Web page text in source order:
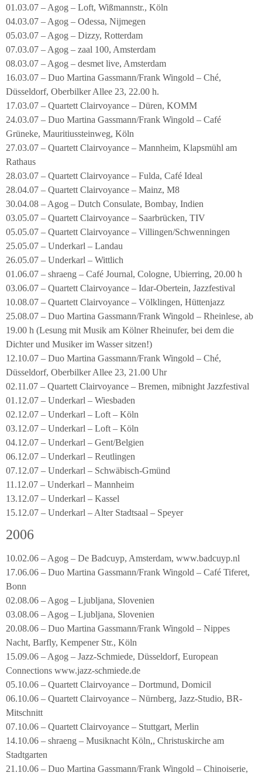
01.03.07 – Agog – Loft, Wißmannstr., Köln
04.03.07 – Agog – Odessa, Nijmegen
05.03.07 – Agog – Dizzy, Rotterdam
07.03.07 – Agog – zaal 100, Amsterdam
08.03.07 – Agog – desmet live, Amsterdam
16.03.07 – Duo Martina Gassmann/Frank Wingold – Ché,
Düsseldorf, Oberbilker Allee 23, 22.00 h.
17.03.07 – Quartett Clairvoyance – Düren, KOMM
24.03.07 – Duo Martina Gassmann/Frank Wingold – Café
Grüneke, Mauritiussteinweg, Köln
27.03.07 – Quartett Clairvoyance – Mannheim, Klapsmühl am
Rathaus
28.03.07 – Quartett Clairvoyance – Fulda, Café Ideal
28.04.07 – Quartett Clairvoyance – Mainz, M8
30.04.08 – Agog – Dutch Consulate, Bombay, Indien
03.05.07 – Quartett Clairvoyance – Saarbrücken, TIV
05.05.07 – Quartett Clairvoyance – Villingen/Schwenningen
25.05.07 – Underkarl – Landau
26.05.07 – Underkarl – Wittlich
01.06.07 – shraeng – Café Journal, Cologne, Ubierring, 20.00 h
03.06.07 – Quartett Clairvoyance – Idar-Obertein, Jazzfestival
10.08.07 – Quartett Clairvoyance – Völklingen, Hüttenjazz
25.08.07 – Duo Martina Gassmann/Frank Wingold – Rheinlese, ab
19.00 h (Lesung mit Musik am Kölner Rheinufer, bei dem die
Dichter und Musiker im Wasser sitzen!)
12.10.07 – Duo Martina Gassmann/Frank Wingold – Ché,
Düsseldorf, Oberbilker Allee 23, 21.00 Uhr
02.11.07 – Quartett Clairvoyance – Bremen, mibnight Jazzfestival
01.12.07 – Underkarl – Wiesbaden
02.12.07 – Underkarl – Loft – Köln
03.12.07 – Underkarl – Loft – Köln
04.12.07 – Underkarl – Gent/Belgien
06.12.07 – Underkarl – Reutlingen
07.12.07 – Underkarl – Schwäbisch-Gmünd
11.12.07 – Underkarl – Mannheim
13.12.07 – Underkarl – Kassel
15.12.07 – Underkarl – Alter Stadtsaal – Speyer
2006
10.02.06 – Agog – De Badcuyp, Amsterdam, www.badcuyp.nl
17.06.06 – Duo Martina Gassmann/Frank Wingold – Café Tiferet,
Bonn
02.08.06 – Agog – Ljubljana, Slovenien
03.08.06 – Agog – Ljubljana, Slovenien
20.08.06 – Duo Martina Gassmann/Frank Wingold – Nippes
Nacht, Barfly, Kempener Str., Köln
15.09.06 – Agog – Jazz-Schmiede, Düsseldorf, European
Connections www.jazz-schmiede.de
05.10.06 – Quartett Clairvoyance – Dortmund, Domicil
06.10.06 – Quartett Clairvoyance – Nürnberg, Jazz-Studio, BR-
Mitschnitt
07.10.06 – Quartett Clairvoyance – Stuttgart, Merlin
14.10.06 – shraeng – Musiknacht Köln,, Christuskirche am
Stadtgarten
21.10.06 – Duo Martina Gassmann/Frank Wingold – Chinoiserie,